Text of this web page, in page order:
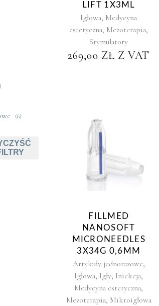
LIFT 1X3ML
Igłowa, Medycyna
estetyczna, Mezoterapia,
Stymulatory
269,00 ZŁ Z VAT
FILLMED
NANOSOFT
MICRONEEDLES
3X34G 0,6MM
Artykuły jednorazowe,
Igłowa, Igły, Iniekcja,
Medycyna estetyczna,
Mezoterapia, Mikroigłowa
(6)